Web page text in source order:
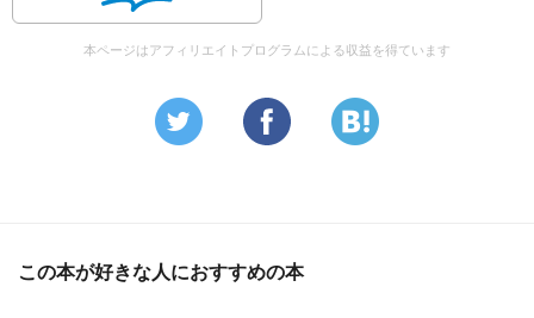
本ページはアフィリエイトプログラムによる収益を得ています
この本が好きな人におすすめの本